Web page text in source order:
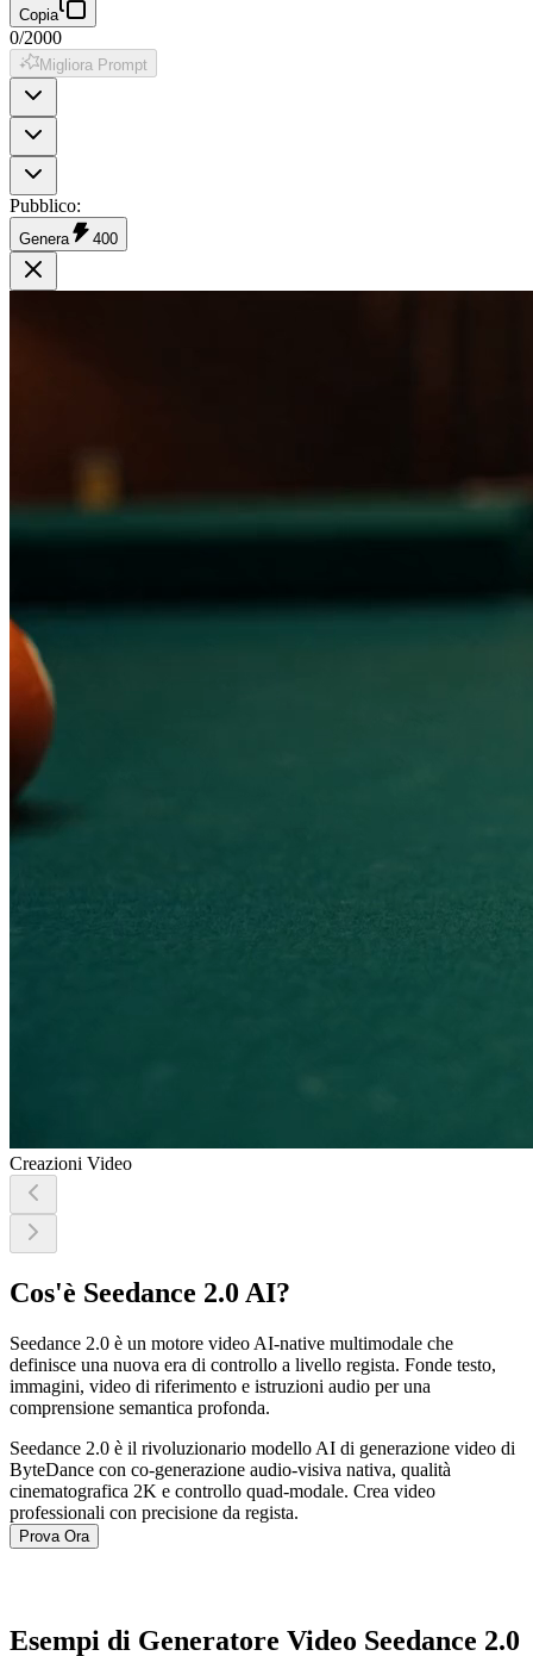
Copia
0/2000
Migliora Prompt
Pubblico:
Genera 400
Creazioni Video
Cos'è Seedance 2.0 AI?
Seedance 2.0 è un motore video AI-native multimodale che
definisce una nuova era di controllo a livello regista. Fonde testo,
immagini, video di riferimento e istruzioni audio per una
comprensione semantica profonda.
Seedance 2.0 è il rivoluzionario modello AI di generazione video di
ByteDance con co-generazione audio-visiva nativa, qualità
cinematografica 2K e controllo quad-modale. Crea video
professionali con precisione da regista.
Prova Ora
Esempi di Generatore Video Seedance 2.0